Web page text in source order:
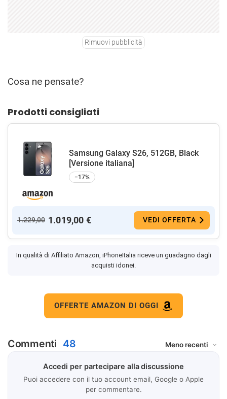
Rimuovi pubblicità
Cosa ne pensate?
Prodotti consigliati
Samsung Galaxy S26, 512GB, Black
[Versione italiana]
−17%
1.229,00 1.019,00 € VEDI OFFERTA
In qualità di Affiliato Amazon, iPhoneItalia riceve un guadagno dagli
acquisti idonei.
OFFERTE AMAZON DI OGGI
Commenti 48
Accedi per partecipare alla discussione
Puoi accedere con il tuo account email, Google o Apple
per commentare.